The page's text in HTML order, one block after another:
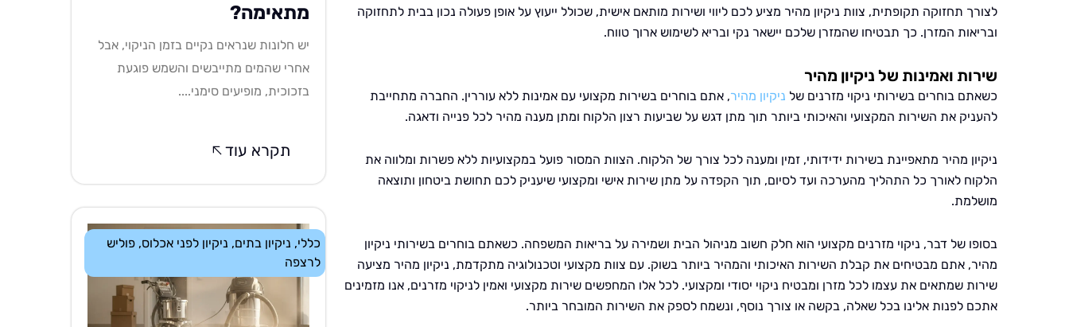
לצורך תחזוקה תקופתית, צוות ניקיון מהיר מציע לכם ליווי ושירות מותאם אישית, שכולל ייעוץ על אופן פעולה נכון בבית לתחזוקה
ובריאות המזרן. כך תבטיחו שהמזרן שלכם יישאר נקי ובריא לשימוש ארוך טווח.
שירות ואמינות של ניקיון מהיר
כשאתם בוחרים בשירותי ניקוי מזרנים של ניקיון מהיר, אתם בוחרים בשירות מקצועי עם אמינות ללא עוררין. החברה מתחייבת
להעניק את השירות המקצועי והאיכותי ביותר תוך מתן דגש על שביעות רצון הלקוח ומתן מענה מהיר לכל פנייה ודאגה.
ניקיון מהיר מתאפיינת בשירות ידידותי, זמין ומענה לכל צורך של הלקוח. הצוות המסור פועל במקצועיות ללא פשרות ומלווה את
הלקוח לאורך כל התהליך מהערכה ועד לסיום, תוך הקפדה על מתן שירות אישי ומקצועי שיעניק לכם תחושת ביטחון ותוצאה
מושלמת.
בסופו של דבר, ניקוי מזרנים מקצועי הוא חלק חשוב מניהול הבית ושמירה על בריאות המשפחה. כשאתם בוחרים בשירותי ניקיון
מהיר, אתם מבטיחים את קבלת השירות האיכותי והמהיר ביותר בשוק. עם צוות מקצועי וטכנולוגיה מתקדמת, ניקיון מהיר מציעה
שירות שמתאים את עצמו לכל מזרן ומבטיח ניקוי יסודי ומקצועי. לכל אלו המחפשים שירות מקצועי ואמין לניקוי מזרנים, אנו מזמינים
אתכם לפנות אלינו בכל שאלה, בקשה או צורך נוסף, ונשמח לספק את השירות המובחר ביותר.
מתאימה?
יש חלונות שנראים נקיים בזמן הניקוי, אבל
אחרי שהמים מתייבשים והשמש פוגעת
בזכוכית, מופיעים סימני....
תקרא עוד
כללי, ניקיון בתים, ניקיון לפני אכלוס,פוליש
לרצפה